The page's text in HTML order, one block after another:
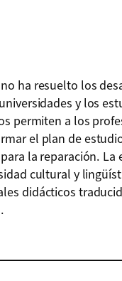
ha resuelto los
y los
permiten a los
el plan de
la reparación.
cultural y
didácticos